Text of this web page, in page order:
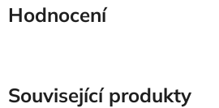
Hodnocení
Související produkty